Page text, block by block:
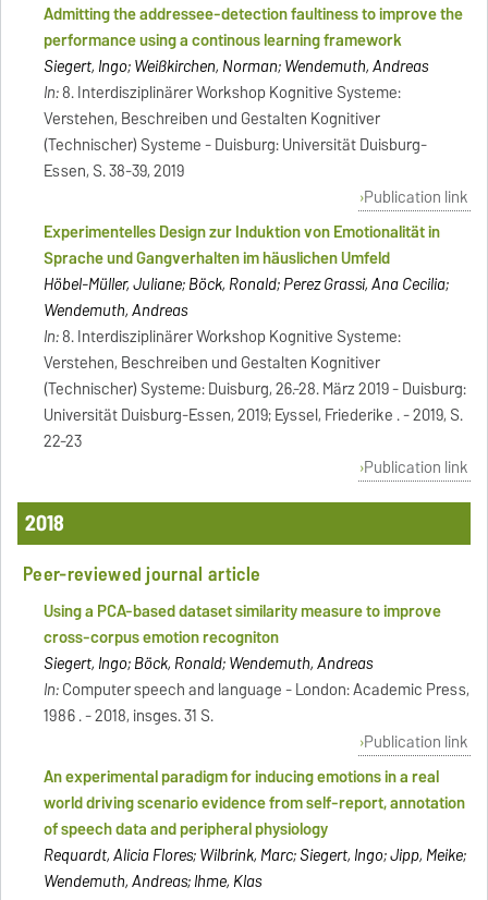
Admitting the addressee-detection faultiness to improve the
performance using a continous learning framework
Siegert, Ingo; Weißkirchen, Norman; Wendemuth, Andreas
In:8. Interdisziplinärer Workshop Kognitive Systeme:
Verstehen, Beschreiben und Gestalten Kognitiver
(Technischer) Systeme - Duisburg: Universität Duisburg-
Essen, S. 38-39, 2019
Publication link
Experimentelles Design zur Induktion von Emotionalität in
Sprache und Gangverhalten im häuslichen Umfeld
Höbel-Müller, Juliane; Böck, Ronald; Perez Grassi, Ana Cecilia;
Wendemuth, Andreas
In:8. Interdisziplinärer Workshop Kognitive Systeme:
Verstehen, Beschreiben und Gestalten Kognitiver
(Technischer) Systeme: Duisburg, 26.-28. März 2019 - Duisburg:
Universität Duisburg-Essen, 2019; Eyssel, Friederike . - 2019, S.
22-23
Publication link
2018
Peer-reviewed journal article
Using a PCA-based dataset similarity measure to improve
cross-corpus emotion recogniton
Siegert, Ingo; Böck, Ronald; Wendemuth, Andreas
In:Computer speech and language - London: Academic Press,
1986 . - 2018, insges. 31 S.
Publication link
An experimental paradigm for inducing emotions in a real
world driving scenario evidence from self-report, annotation
of speech data and peripheral physiology
Requardt, Alicia Flores; Wilbrink, Marc; Siegert, Ingo; Jipp, Meike;
Wendemuth, Andreas; Ihme, Klas